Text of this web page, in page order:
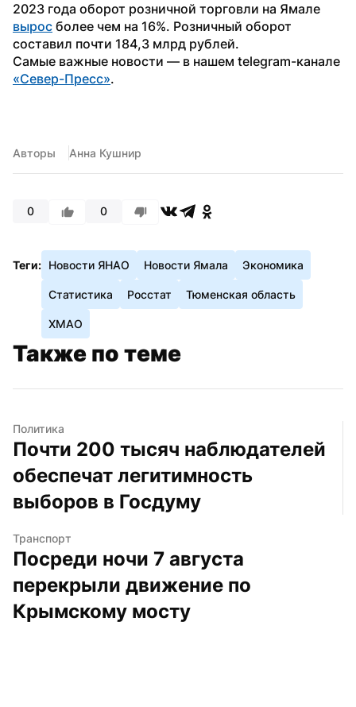
вырос более чем на 16%. Розничный оборот
составил почти 184,3 млрд рублей.
«Север-Пресс».
Авторы Анна Кушнир
0 0
Теги: Новости ЯНАО Новости Ямала Экономика
Статистика Росстат Тюменская область
ХМАО
Также по теме
Политика
Почти 200 тысяч наблюдателей
обеспечат легитимность
выборов в Госдуму
Транспорт
Посреди ночи 7 августа
перекрыли движение по
Крымскому мосту